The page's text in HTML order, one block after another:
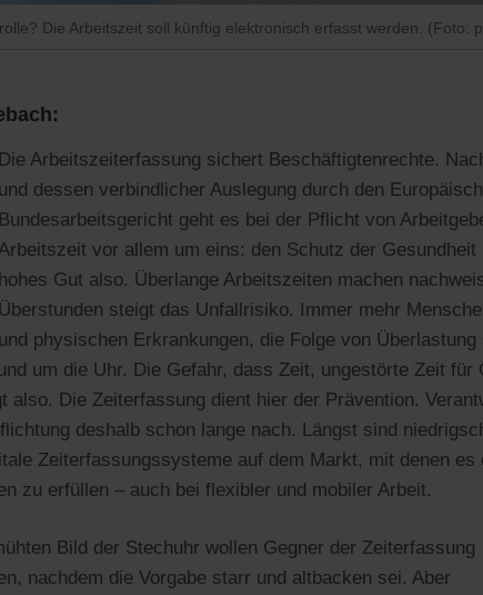
Die Arbeitszeit soll künftig elektronisch erfasst werden. (Foto:
Die Arbeitszeiterfassung sichert Beschäftigtenrechte.
und dessen verbindlicher Auslegung durch den
Bundesarbeitsgericht geht es bei der Pflicht von
Arbeitszeit vor allem um eins: den Schutz der
hohes Gut also. Überlange Arbeitszeiten machen
Überstunden steigt das Unfallrisiko. Immer mehr
und physischen Erkrankungen, die Folge von
um die Uhr. Die Gefahr, dass Zeit, ungestörte Zeit für
also. Die Zeiterfassung dient hier der Prävention.
deshalb schon lange nach. Längst sind
Zeiterfassungssysteme auf dem Markt, mit denen
zu erfüllen – auch bei flexibler und mobiler Arbeit.
Bild der Stechuhr wollen Gegner der Zeiterfassung
nachdem die Vorgabe starr und altbacken sei. Aber